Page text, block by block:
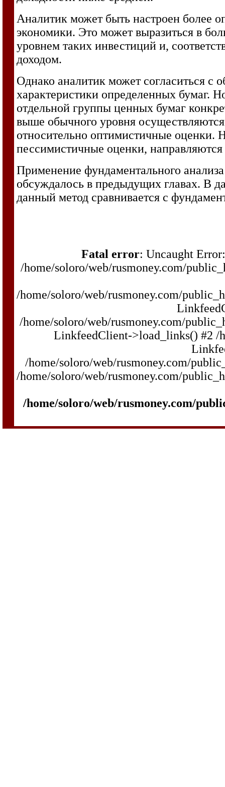
Аналитик может быть настроен более
экономики. Это может выразиться в
уровнем таких инвестиций и,
доходом.
Однако аналитик может согласиться с
характеристики определенных бумаг.
отдельной группы ценных бумаг
выше обычного уровня
относительно оптимистичные оценки.
пессимистичные оценки,
Применение фундаментального
обсуждалось в предыдущих главах. В
данный метод сравнивается с
Fatal error: Uncaught
/home/soloro/web/rusmoney.com/
/home/soloro/web/rusmoney.com/
/home/soloro/web/rusmoney.com/
LinkfeedClient->load_links() #2 /
/home/soloro/web/rusmoney.com/
/home/soloro/web/rusmoney.com/
/home/soloro/web/rusmoney.com/